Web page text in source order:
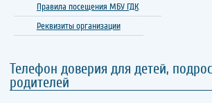
Правила посещения МБУ ГДК
Реквизиты организации
Телефон доверия для детей,
родителей